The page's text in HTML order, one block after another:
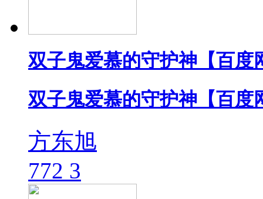
双子鬼爱慕的守护神【百度
双子鬼爱慕的守护神【百度
方东旭
772 3